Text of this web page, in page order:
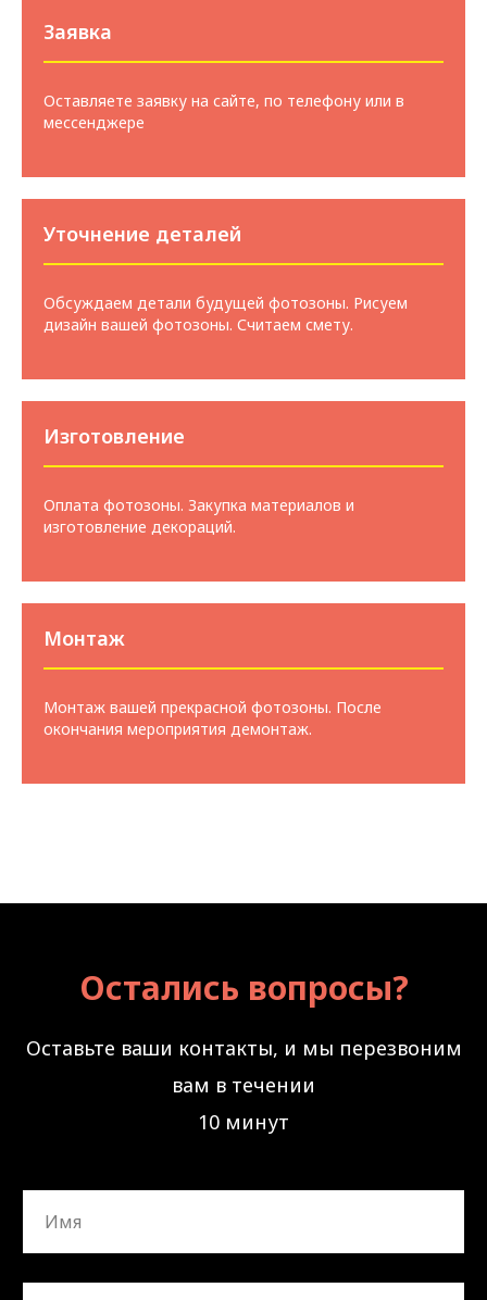
Заявка
Оставляете заявку на сайте, по телефону или в
мессенджере
Уточнение деталей
Обсуждаем детали будущей фотозоны. Рисуем
дизайн вашей фотозоны. Считаем смету.
Изготовление
Оплата фотозоны. Закупка материалов и
изготовление декораций.
Монтаж
Монтаж вашей прекрасной фотозоны. После
окончания мероприятия демонтаж.
Остались вопросы?
Оставьте ваши контакты, и мы перезвоним
вам в течении
10 минут